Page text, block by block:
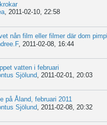
, 2011-02-10, 22:58
nån film eller filmer där dom
, 2011-02-08, 16:44
vatten i februari
Sjölund, 2011-02-01, 20:03
på Åland, februari 2011
Sjölund, 2011-02-08, 20:32